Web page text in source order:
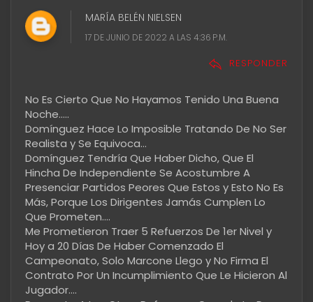
MARÍA BELÉN NIELSEN
17 DE JUNIO DE 2022 A LAS 4:36 P.M.
RESPONDER
No Es Cierto Que No Hayamos Tenido Una Buena
Noche.....
Domínguez Hace Lo Imposible Tratando De No Ser
Realista y Se Equivoca...
Domínguez Tendría Que Haber Dicho, Que El
Hincha De Independiente Se Acostumbre A
Presenciar Partidos Peores Que Estos y Esto No Es
Más, Porque Los Dirigentes Jamás Cumplen Lo
Que Prometen....
Me Prometieron Traer 5 Refuerzos De 1er Nivel y
Hoy a 20 Días De Haber Comenzado El
Campeonato, Solo Marcone Llego y No Firma El
Contrato Por Un Incumplimiento Que Le Hicieron Al
Jugador....